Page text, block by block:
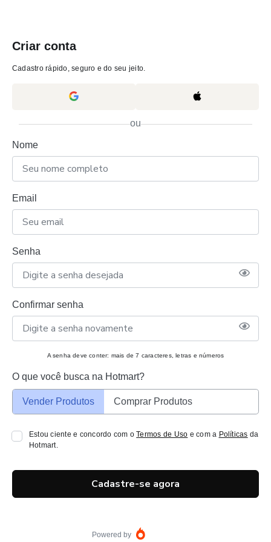
Criar conta
Cadastro rápido, seguro e do seu jeito.
ou
Nome
Email
Senha
Confirmar senha
A senha deve conter: mais de 7 caracteres, letras e números
O que você busca na Hotmart?
Vender Produtos Comprar Produtos
Estou ciente e concordo com oTermos de Uso e com a Políticas da
Hotmart.
Cadastre-se agora
Powered by